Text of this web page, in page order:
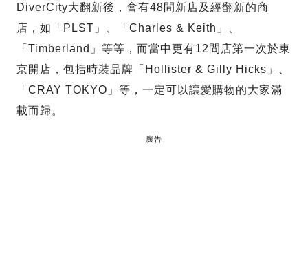
DiverCity大翻新後，會有48間新店及經翻新的商
店，如「PLST」、「Charles & Keith」、
「Timberland」等等，而當中更有12間店第一次於東
京開店，包括時裝品牌「Hollister & Gilly Hicks」、
「CRAY TOKYO」等，一定可以讓愛購物的大家滿
載而歸。
廣告